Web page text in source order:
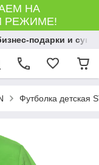
НА
РЕЖИМЕ!
подарки и
Футболка детская